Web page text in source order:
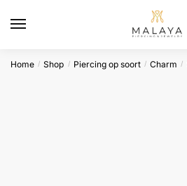
Home / Shop / Piercing op soort / Charm /